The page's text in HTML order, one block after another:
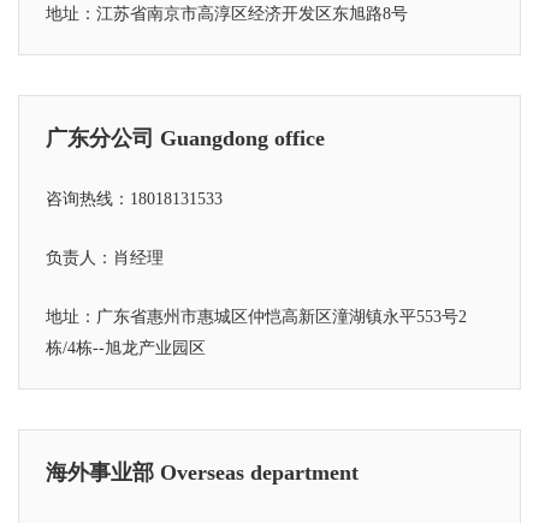
地址：江苏省南京市高淳区经济开发区东旭路8号
广东分公司 Guangdong office
咨询热线：18018131533
负责人：肖经理
地址：广东省惠州市惠城区仲恺高新区潼湖镇永平553号2
栋/4栋--旭龙产业园区
海外事业部 Overseas department